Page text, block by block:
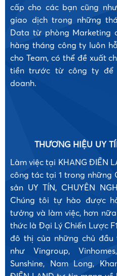
cấp cho các bạn cũng
giao dịch trong những
Data từ phòng Marketing
hàng tháng công ty luôn
cho Team, có thể đề xuất
tiền trước từ công ty để
doanh.
THƯƠNG HIỆU UY
Làm việc tại KHANG ĐIỀN
công tác tại 1 trong
sản UY TÍN, CHUYÊN
Chúng tôi tự hào được
tưởng và làm việc, hơn
thức là Đại Lý Chiến Lược
đô thị của những chủ
như Vingroup,
Sunshine, Nam Long,